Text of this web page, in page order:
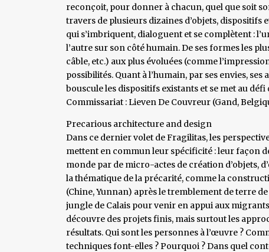
reconçoit, pour donner à chacun, quel que soit
travers de plusieurs dizaines d’objets, dispositifs
qui s’imbriquent, dialoguent et se complètent :
l’autre sur son côté humain. De ses formes les
câble, etc.) aux plus évoluées (comme
possibilités. Quant à l’humain, par ses envies,
bouscule les dispositifs existants et se met au
Commissariat : Lieven De Couvreur (Gand,
Precarious architecture and design
Dans ce dernier volet de Fragilitas, les
mettent en commun leur spécificité : leur façon
monde par de micro-actes de création d’objets,
la thématique de la précarité, comme la
(Chine, Yunnan) après le tremblement de terre
jungle de Calais pour venir en appui aux
découvre des projets finis, mais surtout les
résultats. Qui sont les personnes à l’œuvre ?
techniques font-elles ? Pourquoi ? Dans quel